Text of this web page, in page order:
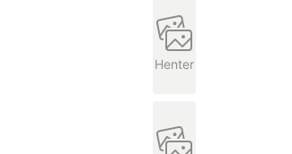
Henter